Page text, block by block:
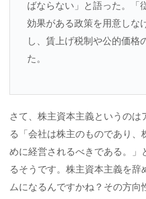
ばならない」と語った。「
効果がある政策を用意しな
し、賃上げ税制や公的価格
た。
さて、株主資本主義というのは
る「会社は株主のものであり、
めに経営されるべきである。」
るそうです。株主資本主義を辞
ムになるんですかね？その方